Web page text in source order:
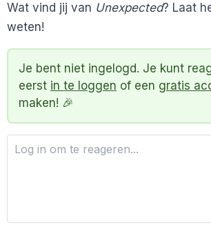
Wat vind jij van Unexpected? Laat
weten!
Je bent niet ingelogd. Je kunt
eerst in te loggen of een gratis
maken! 🎉